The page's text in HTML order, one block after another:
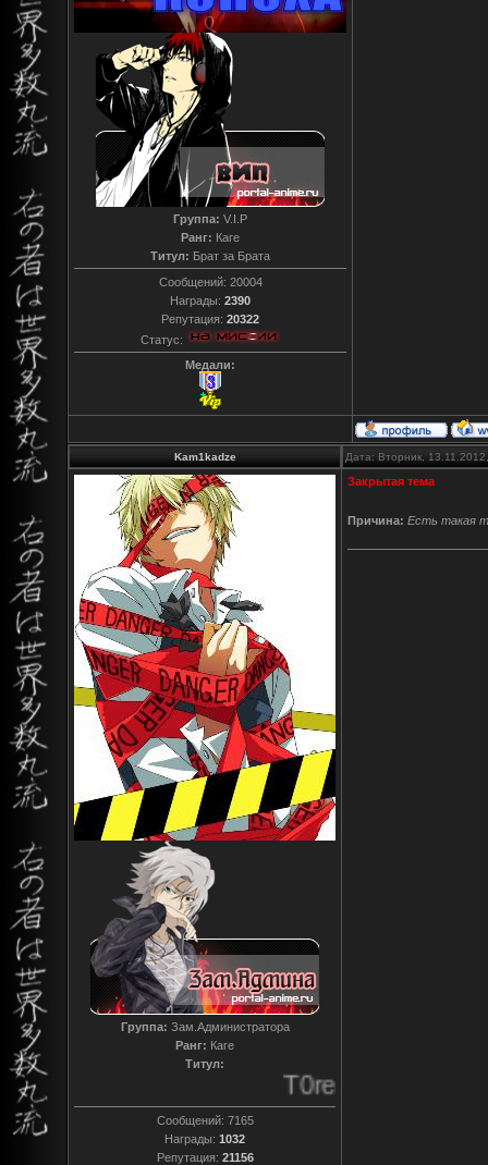
Группа: V.I.P
Ранг: Каге
Титул: Брат за Брата
Сообщений: 20004
Награды: 2390
Репутация: 20322
Статус:
Медали:
Kam1kadze Дата: Вторник,
Группа: Зам.Администратора
Ранг: Каге
Титул:
T0reador xD
Сообщений: 7165
Награды: 1032
Репутация: 21156
Закрытая тема
Причина: Есть такая